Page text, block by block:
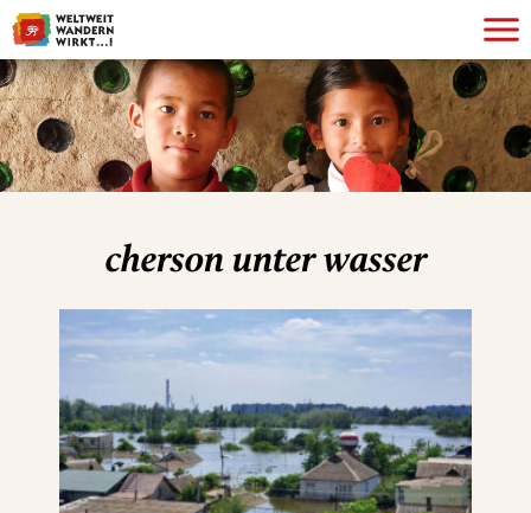
cherson unter wasser